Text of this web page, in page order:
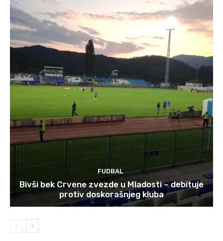
FUDBAL
Bivši bek Crvene zvezde u Mladosti – debituje
protiv doskorašnjeg kluba